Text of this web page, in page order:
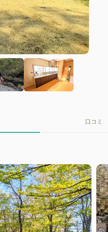
口コミ